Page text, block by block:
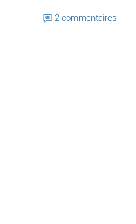
2 commentaires